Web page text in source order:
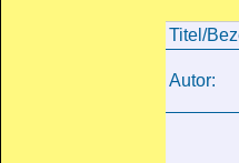
Titel/
Autor: